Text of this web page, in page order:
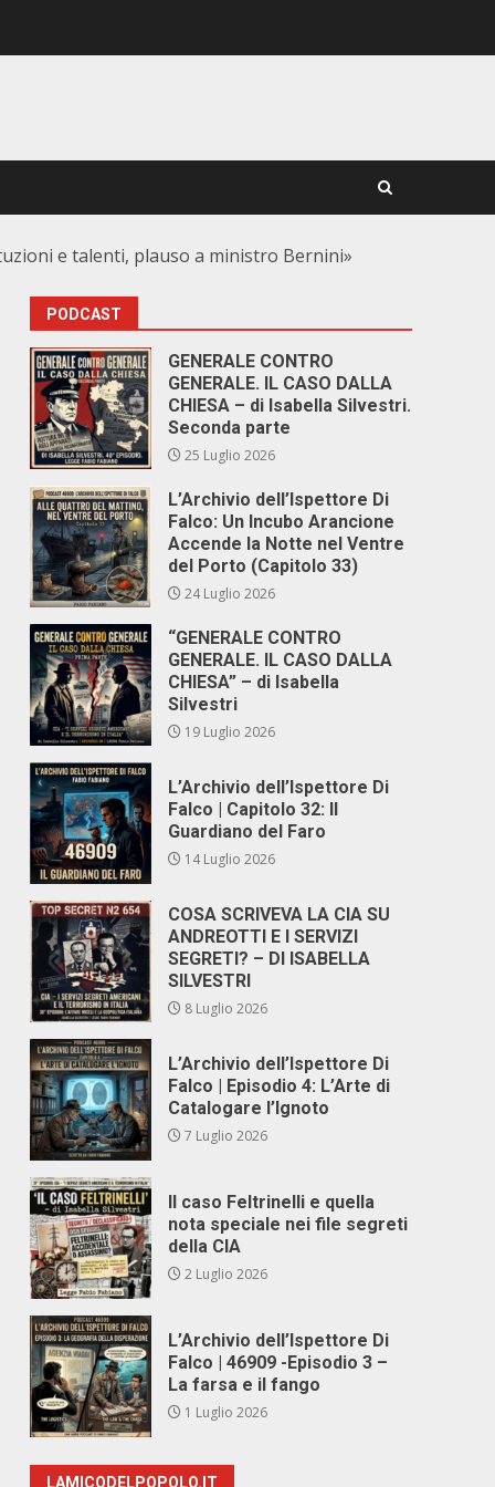
e talenti, plauso a ministro Bernini»
PODCAST
GENERALE CONTRO
GENERALE. IL CASO DALLA
CHIESA – di Isabella Silvestri.
Seconda parte
25 Luglio 2026
L’Archivio dell’Ispettore Di
Falco: Un Incubo Arancione
Accende la Notte nel Ventre
del Porto (Capitolo 33)
24 Luglio 2026
“GENERALE CONTRO
GENERALE. IL CASO DALLA
CHIESA” – di Isabella
Silvestri
19 Luglio 2026
L’Archivio dell’Ispettore Di
Falco | Capitolo 32: Il
Guardiano del Faro
14 Luglio 2026
COSA SCRIVEVA LA CIA SU
ANDREOTTI E I SERVIZI
SEGRETI? – DI ISABELLA
SILVESTRI
8 Luglio 2026
L’Archivio dell’Ispettore Di
Falco | Episodio 4: L’Arte di
Catalogare l’Ignoto
7 Luglio 2026
Il caso Feltrinelli e quella
nota speciale nei file segreti
della CIA
2 Luglio 2026
L’Archivio dell’Ispettore Di
Falco | 46909 -Episodio 3 –
La farsa e il fango
1 Luglio 2026
LAMICODELPOPOLO.IT